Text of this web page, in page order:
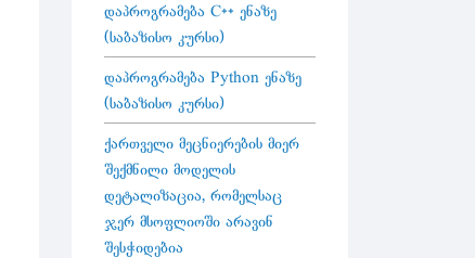
დაპროგრამება C++ ენაზე
(საბაზისო კურსი)
დაპროგრამება Python ენაზე
(საბაზისო კურსი)
ქართველი მეცნიერების მიერ
შექმნილი მოდელის
დეტალიზაცია, რომელსაც
ჯერ მსოფლიოში არავინ
შესჭიდებია